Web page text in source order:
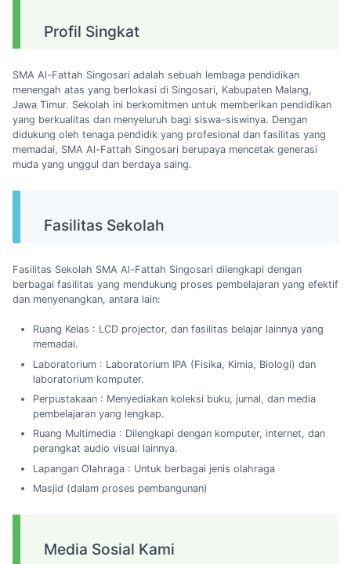
Profil Singkat
SMA Al-Fattah Singosari adalah sebuah lembaga pendidikan
menengah atas yang berlokasi di Singosari, Kabupaten Malang,
Jawa Timur. Sekolah ini berkomitmen untuk memberikan pendidikan
yang berkualitas dan menyeluruh bagi siswa-siswinya. Dengan
didukung oleh tenaga pendidik yang profesional dan fasilitas yang
memadai, SMA Al-Fattah Singosari berupaya mencetak generasi
muda yang unggul dan berdaya saing.
Fasilitas Sekolah
Fasilitas Sekolah SMA Al-Fattah Singosari dilengkapi dengan
berbagai fasilitas yang mendukung proses pembelajaran yang efektif
dan menyenangkan, antara lain:
Ruang Kelas : LCD projector, dan fasilitas belajar lainnya yang
memadai.
Laboratorium : Laboratorium IPA (Fisika, Kimia, Biologi) dan
laboratorium komputer.
Perpustakaan : Menyediakan koleksi buku, jurnal, dan media
pembelajaran yang lengkap.
Ruang Multimedia : Dilengkapi dengan komputer, internet, dan
perangkat audio visual lainnya.
Lapangan Olahraga : Untuk berbagai jenis olahraga
Masjid (dalam proses pembangunan)
Media Sosial Kami